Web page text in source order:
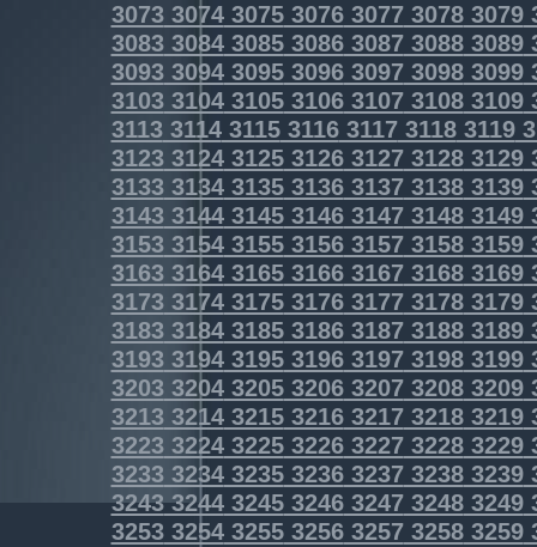
3073307430753076307730783079
3083308430853086308730883089
3093309430953096309730983099
3103310431053106310731083109
3113311431153116311731183119
3123312431253126312731283129
3133313431353136313731383139
3143314431453146314731483149
3153315431553156315731583159
3163316431653166316731683169
3173317431753176317731783179
3183318431853186318731883189
3193319431953196319731983199
3203320432053206320732083209
3213321432153216321732183219
3223322432253226322732283229
3233323432353236323732383239
3243324432453246324732483249
3253325432553256325732583259